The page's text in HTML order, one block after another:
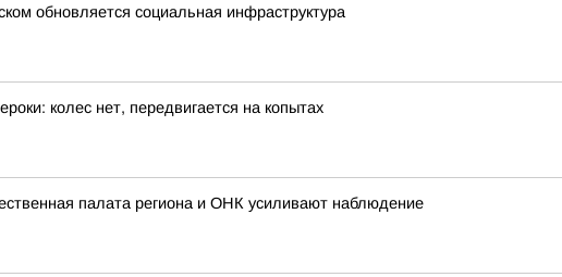
обновляется социальная инфраструктура
колес нет, передвигается на копытах
палата региона и ОНК усиливают наблюдение